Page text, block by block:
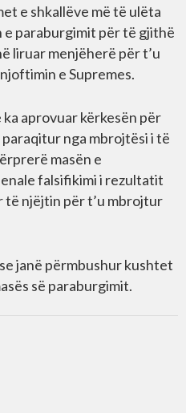
e shkallëve më të ulëta
e paraburgimit për të gjithë
liruar menjëherë për t’u
e Supremes.
ka aprovuar kërkesën për
nga mbrojtësi i të
masën e
falsifikimi i rezultatit
të njëjtin për t’u mbrojtur
janë përmbushur kushtet
së paraburgimit.